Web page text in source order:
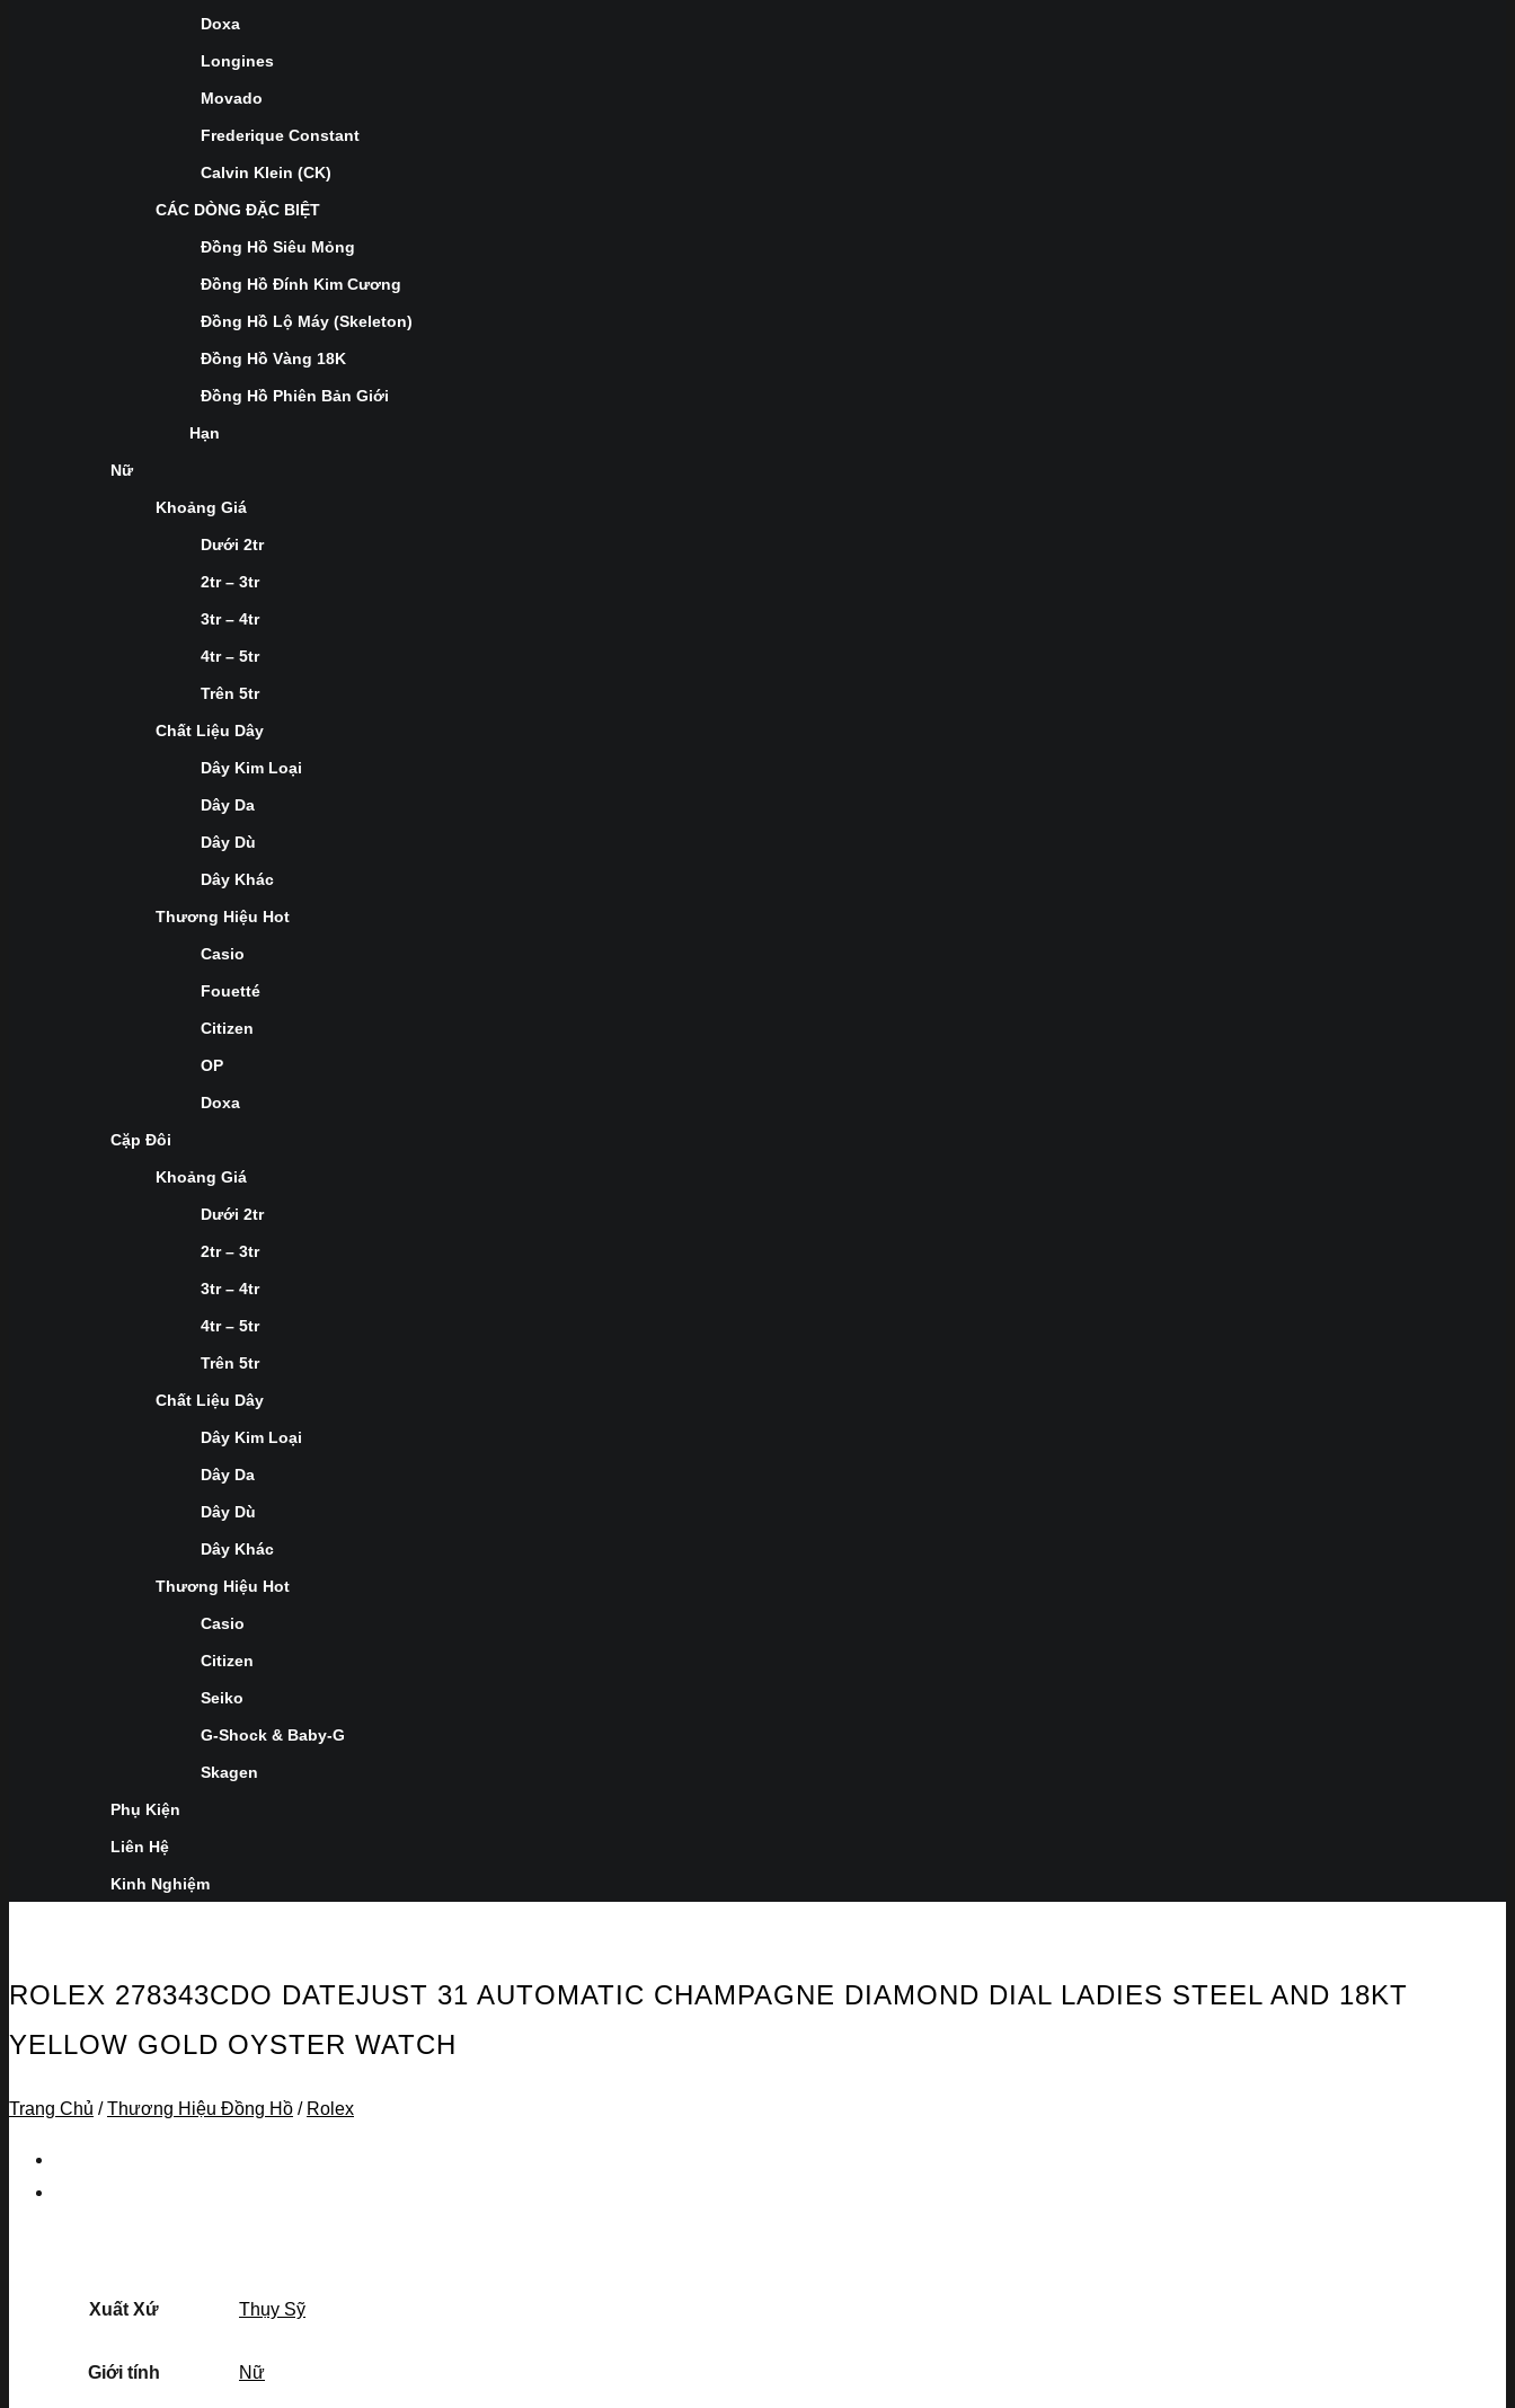
Doxa
Longines
Movado
Frederique Constant
Calvin Klein (CK)
CÁC DÒNG ĐẶC BIỆT
Đồng Hồ Siêu Mỏng
Đồng Hồ Đính Kim Cương
Đồng Hồ Lộ Máy (Skeleton)
Đồng Hồ Vàng 18K
Đồng Hồ Phiên Bản Giới
Hạn
Nữ
Khoảng Giá
Dưới 2tr
2tr – 3tr
3tr – 4tr
4tr – 5tr
Trên 5tr
Chất Liệu Dây
Dây Kim Loại
Dây Da
Dây Dù
Dây Khác
Thương Hiệu Hot
Casio
Fouetté
Citizen
OP
Doxa
Cặp Đôi
Khoảng Giá
Dưới 2tr
2tr – 3tr
3tr – 4tr
4tr – 5tr
Trên 5tr
Chất Liệu Dây
Dây Kim Loại
Dây Da
Dây Dù
Dây Khác
Thương Hiệu Hot
Casio
Citizen
Seiko
G-Shock & Baby-G
Skagen
Phụ Kiện
Liên Hệ
Kinh Nghiệm
ROLEX 278343CDO DATEJUST 31 AUTOMATIC CHAMPAGNE DIAMOND DIAL LADIES STEEL AND 18KT
YELLOW GOLD OYSTER WATCH
Trang Chủ / Thương Hiệu Đồng Hồ / Rolex
Xuất Xứ Thụy Sỹ
Giới tính Nữ